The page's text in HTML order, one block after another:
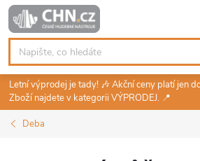
Přejít
na
obsah
Letní výprodej je tady! 🎶 Akční ceny platí jen
Zboží najdete v kategorii VÝPRODEJ. 📍
Deba